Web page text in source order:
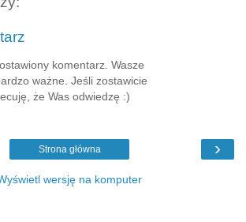
komentarz. Wasze
ważne. Jeśli zostawicie
że Was odwiedzę :)
›
Strona główna
wersję na komputer